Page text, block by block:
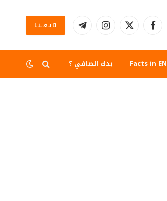
فيسبوكX الانستغرامتيلقرام تابــعــنــا
Facts in EN بدك الصافي ؟